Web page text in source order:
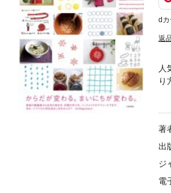
d
返
人
り
著
出
ジ
電